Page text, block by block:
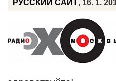
РУССКИЙ САЙТ , 16. 1.